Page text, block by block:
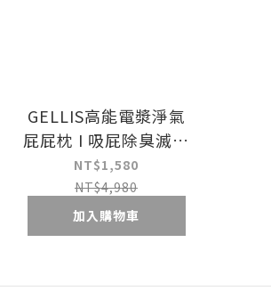
GELLIS高能電漿淨氣
屁屁枕 I 吸屁除臭滅菌
I 獨家高能電漿卷積結
構, 零耗材設計 ! 台灣
設計專利 台灣生產製
造
NT$1,580
NT$4,980
加入購物車